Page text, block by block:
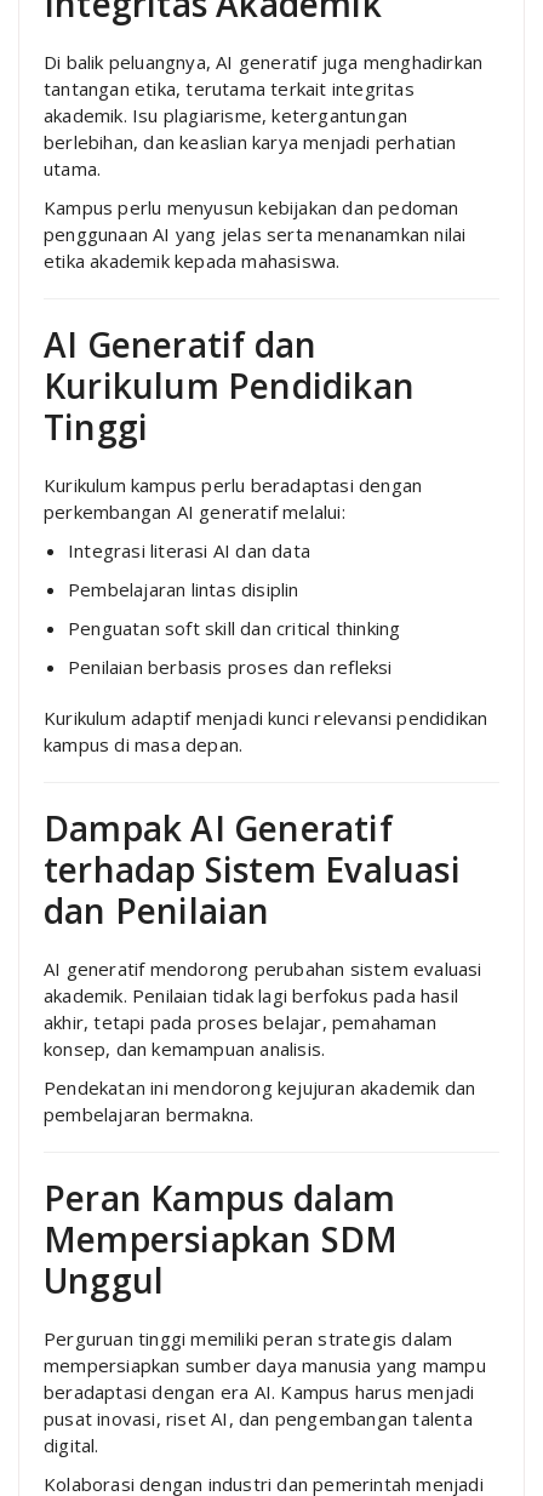
Di balik peluangnya, AI generatif juga menghadirkan
tantangan etika, terutama terkait integritas
akademik. Isu plagiarisme, ketergantungan
berlebihan, dan keaslian karya menjadi perhatian
utama.
Kampus perlu menyusun kebijakan dan pedoman
penggunaan AI yang jelas serta menanamkan nilai
etika akademik kepada mahasiswa.
AI Generatif dan
Kurikulum Pendidikan
Tinggi
Kurikulum kampus perlu beradaptasi dengan
perkembangan AI generatif melalui:
Integrasi literasi AI dan data
Pembelajaran lintas disiplin
Penguatan soft skill dan critical thinking
Penilaian berbasis proses dan refleksi
Kurikulum adaptif menjadi kunci relevansi pendidikan
kampus di masa depan.
Dampak AI Generatif
terhadap Sistem Evaluasi
dan Penilaian
AI generatif mendorong perubahan sistem evaluasi
akademik. Penilaian tidak lagi berfokus pada hasil
akhir, tetapi pada proses belajar, pemahaman
konsep, dan kemampuan analisis.
Pendekatan ini mendorong kejujuran akademik dan
pembelajaran bermakna.
Peran Kampus dalam
Mempersiapkan SDM
Unggul
Perguruan tinggi memiliki peran strategis dalam
mempersiapkan sumber daya manusia yang mampu
beradaptasi dengan era AI. Kampus harus menjadi
pusat inovasi, riset AI, dan pengembangan talenta
digital.
Kolaborasi dengan industri dan pemerintah menjadi